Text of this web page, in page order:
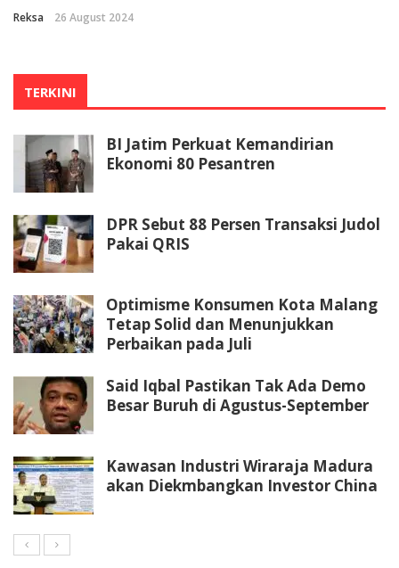
Reksa 26 August 2024
TERKINI
BI Jatim Perkuat Kemandirian
Ekonomi 80 Pesantren
DPR Sebut 88 Persen Transaksi Judol
Pakai QRIS
Optimisme Konsumen Kota Malang
Tetap Solid dan Menunjukkan
Perbaikan pada Juli
Said Iqbal Pastikan Tak Ada Demo
Besar Buruh di Agustus-September
Kawasan Industri Wiraraja Madura
akan Diekmbangkan Investor China